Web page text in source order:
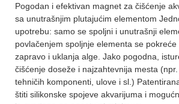
Pogodan i efektivan magnet za čišćenje
sa unutrašnjim plutajućim elementom
upotrebu: samo se spoljni i unutrašnji
povlačenjem spoljnje elementa se
zapravo i uklanja alge. Jako pogodna,
čišćenje doseže i najzahtevnija mesta
tehničih komponenti, ulove i sl.)
štiti silikonske spojeve akvarijuma i